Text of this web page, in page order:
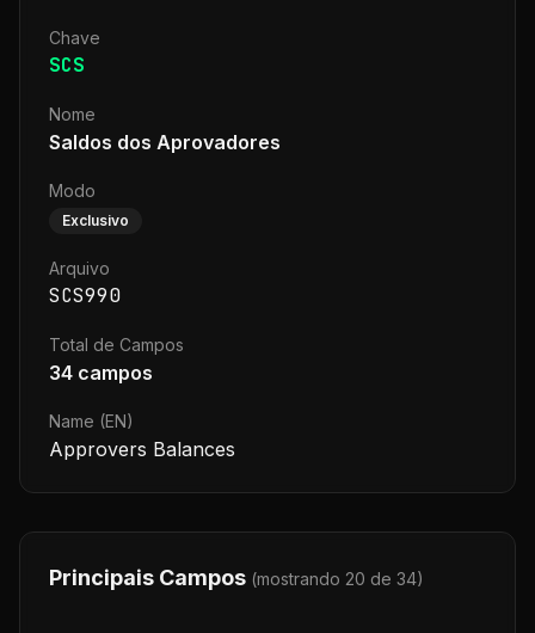
Chave
SCS
Nome
Saldos dos Aprovadores
Modo
Exclusivo
Arquivo
SCS990
Total de Campos
34 campos
Name (EN)
Approvers Balances
Principais Campos (mostrando 20 de 34)